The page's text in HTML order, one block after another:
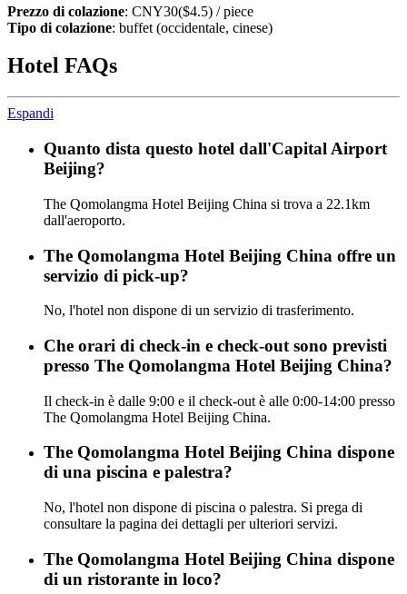
Prezzo di colazione: CNY30($4.5) / piece
Tipo di colazione: buffet (occidentale, cinese)
Hotel FAQs
Espandi
Quanto dista questo hotel dall'Capital Airport
Beijing?
The Qomolangma Hotel Beijing China si trova a 22.1km
dall'aeroporto.
The Qomolangma Hotel Beijing China offre un
servizio di pick-up?
No, l'hotel non dispone di un servizio di trasferimento.
Che orari di check-in e check-out sono previsti
presso The Qomolangma Hotel Beijing China?
Il check-in è dalle 9:00 e il check-out è alle 0:00-14:00 presso
The Qomolangma Hotel Beijing China.
The Qomolangma Hotel Beijing China dispone
di una piscina e palestra?
No, l'hotel non dispone di piscina o palestra. Si prega di
consultare la pagina dei dettagli per ulteriori servizi.
The Qomolangma Hotel Beijing China dispone
di un ristorante in loco?